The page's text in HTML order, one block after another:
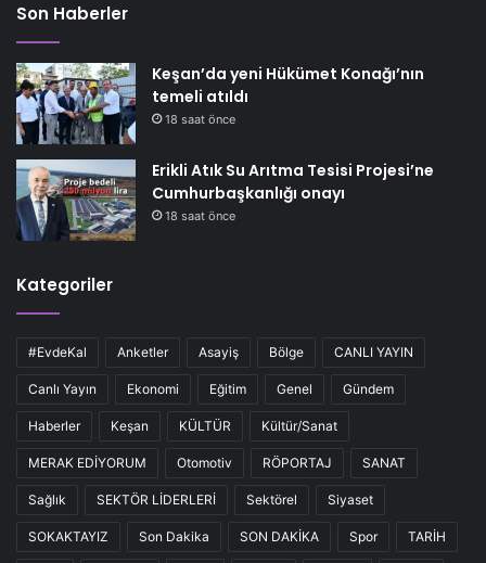
Son Haberler
Keşan’da yeni Hükümet Konağı’nın
temeli atıldı
18 saat önce
Erikli Atık Su Arıtma Tesisi Projesi’ne
Cumhurbaşkanlığı onayı
18 saat önce
Kategoriler
#EvdeKal Anketler Asayiş Bölge CANLI YAYIN
Canlı Yayın Ekonomi Eğitim Genel Gündem
Haberler Keşan KÜLTÜR Kültür/Sanat
MERAK EDİYORUM Otomotiv RÖPORTAJ SANAT
Sağlık SEKTÖR LİDERLERİ Sektörel Siyaset
SOKAKTAYIZ Son Dakika SON DAKİKA Spor TARİH